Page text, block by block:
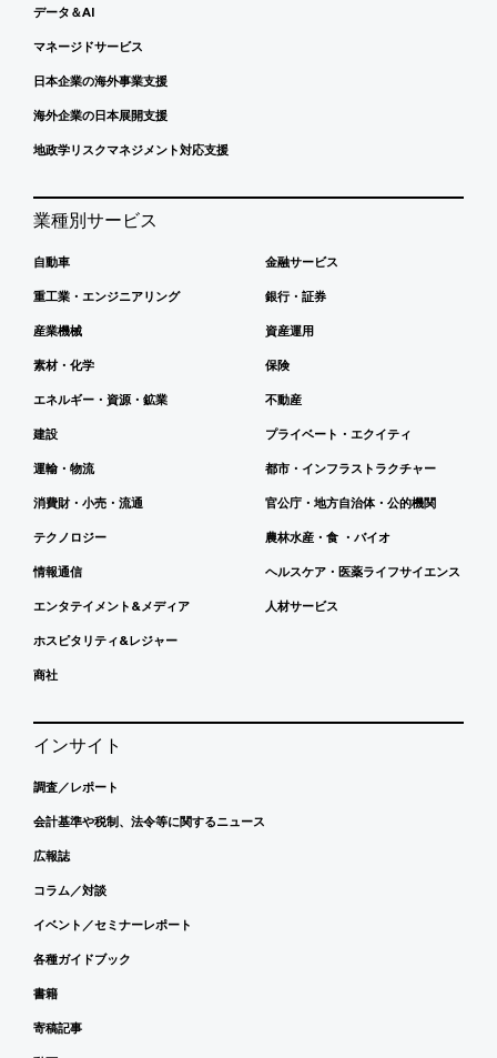
データ＆AI
マネージドサービス
日本企業の海外事業支援
海外企業の日本展開支援
地政学リスクマネジメント対応支援
業種別サービス
自動車
重工業・エンジニアリング
産業機械
素材・化学
エネルギー・資源・鉱業
建設
運輸・物流
消費財・小売・流通
テクノロジー
情報通信
エンタテイメント&メディア
ホスピタリティ&レジャー
商社
金融サービス
銀行・証券
資産運用
保険
不動産
プライベート・エクイティ
都市・インフラストラクチャー
官公庁・地方自治体・公的機関
農林水産・食 ・バイオ
ヘルスケア・医薬ライフサイエンス
人材サービス
インサイト
調査／レポート
会計基準や税制、法令等に関するニュース
広報誌
コラム／対談
イベント／セミナーレポート
各種ガイドブック
書籍
寄稿記事